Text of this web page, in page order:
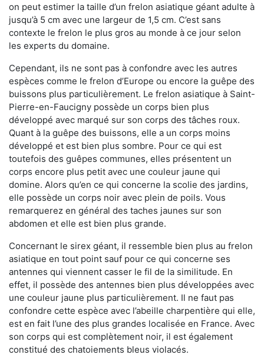
on peut estimer la taille d’un frelon asiatique géant adulte à
jusqu’à 5 cm avec une largeur de 1,5 cm. C’est sans
contexte le frelon le plus gros au monde à ce jour selon
les experts du domaine.
Cependant, ils ne sont pas à confondre avec les autres
espèces comme le frelon d’Europe ou encore la guêpe des
buissons plus particulièrement. Le frelon asiatique à Saint-
Pierre-en-Faucigny possède un corps bien plus
développé avec marqué sur son corps des tâches roux.
Quant à la guêpe des buissons, elle a un corps moins
développé et est bien plus sombre. Pour ce qui est
toutefois des guêpes communes, elles présentent un
corps encore plus petit avec une couleur jaune qui
domine. Alors qu’en ce qui concerne la scolie des jardins,
elle possède un corps noir avec plein de poils. Vous
remarquerez en général des taches jaunes sur son
abdomen et elle est bien plus grande.
Concernant le sirex géant, il ressemble bien plus au frelon
asiatique en tout point sauf pour ce qui concerne ses
antennes qui viennent casser le fil de la similitude. En
effet, il possède des antennes bien plus développées avec
une couleur jaune plus particulièrement. Il ne faut pas
confondre cette espèce avec l’abeille charpentière qui elle,
est en fait l’une des plus grandes localisée en France. Avec
son corps qui est complètement noir, il est également
constitué des chatoiements bleus violacés.